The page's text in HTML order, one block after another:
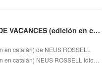
[Pdf] descargar TRES MESOS DE VACANCES (edición en catalán) NEUS ROSSELL
en catalán) de NEUS ROSSELL
en catalán) NEUS ROSSELL Idio…